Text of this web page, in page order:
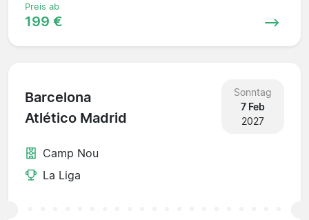
Preis ab
199 €
Barcelona
Atlético Madrid
Sonntag
7 Feb
2027
Camp Nou
La Liga